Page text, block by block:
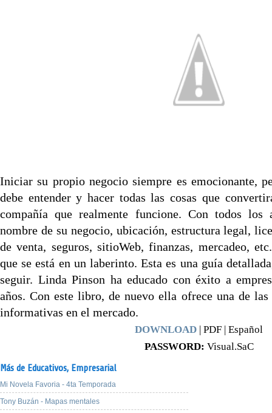
Iniciar su propio negocio siempre es emocionante,
debe entender y hacer todas las cosas que
compañía que realmente funcione. Con todos los
nombre de su negocio, ubicación, estructura legal,
de venta, seguros, sitioWeb, finanzas, mercadeo,
que se está en un laberinto. Esta es una guía
seguir. Linda Pinson ha educado con éxito a
años. Con este libro, de nuevo ella ofrece una de
informativas en el mercado.
DOWNLOAD | PDF | Español
PASSWORD: Visual.SaC
Más de Educativos, Empresarial
Mi Novela Favoria - 4ta Temporada
Tony Buzán - Mapas mentales